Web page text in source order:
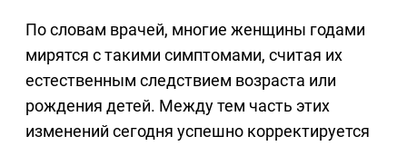
По словам врачей, многие женщины годами
мирятся с такими симптомами, считая их
естественным следствием возраста или
рождения детей. Между тем часть этих
изменений сегодня успешно корректируется